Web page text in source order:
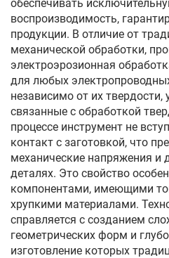
обеспечивать
воспроизводимость,
продукции. В отличие от
механической обработки,
электроэрозионная
для любых
независимо от их твердости,
связанные с обработкой
процессе инструмент не
контакт с заготовкой, что
механические напряжения и
деталях. Это свойство
компонентами, имеющими
хрупкими материалами.
справляется с созданием
геометрических форм и
изготовление которых